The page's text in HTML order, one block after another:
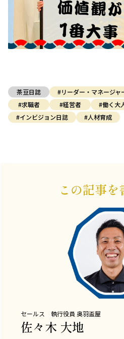
茶豆日誌 #リーダー・マネージャ
#求職者
#経営者 #働く大
#インビジョン日誌
#人材育成
この記事を
セールス 執行役員 奥羽盃屋
佐々木 大地